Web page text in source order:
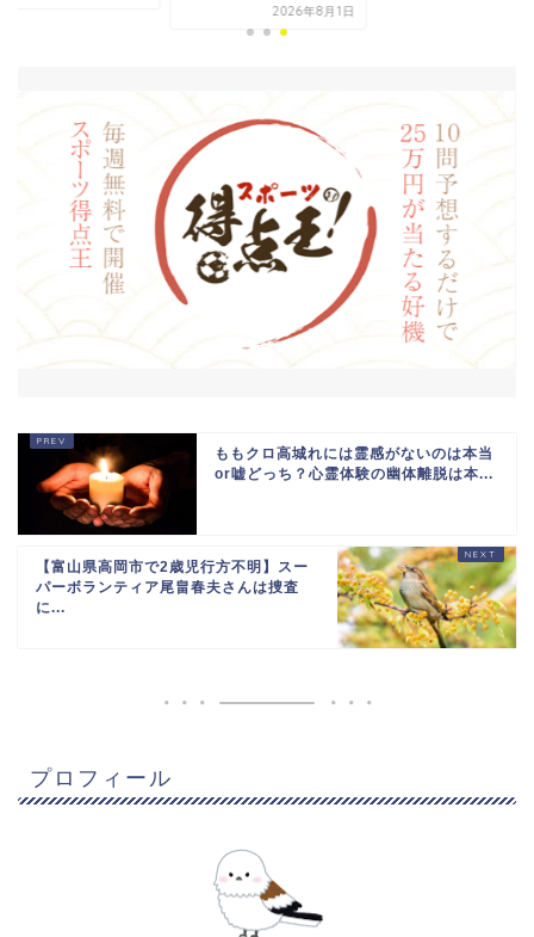
2026年8月1日
ももクロ高城れには霊感がないのは本当
or嘘どっち？心霊体験の幽体離脱は本...
【富山県高岡市で2歳児行方不明】スー
パーボランティア尾畠春夫さんは捜査
に...
プロフィール